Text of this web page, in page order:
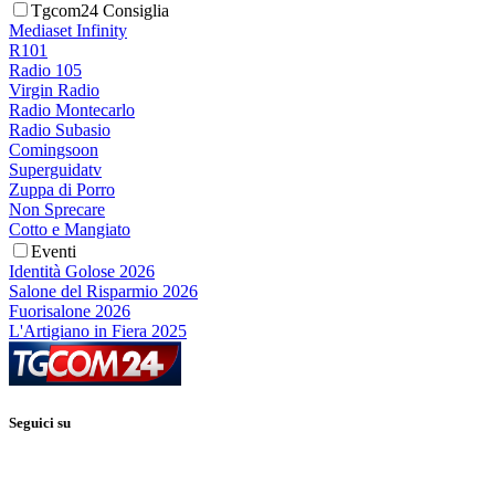
Tgcom24 Consiglia
Mediaset Infinity
R101
Radio 105
Virgin Radio
Radio Montecarlo
Radio Subasio
Comingsoon
Superguidatv
Zuppa di Porro
Non Sprecare
Cotto e Mangiato
Eventi
Identità Golose 2026
Salone del Risparmio 2026
Fuorisalone 2026
L'Artigiano in Fiera 2025
Seguici su